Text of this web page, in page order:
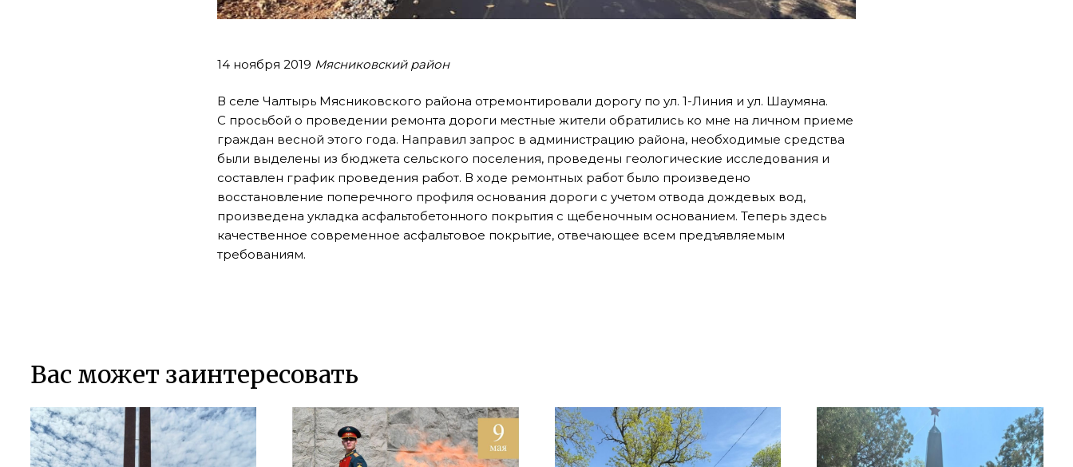
14 ноября 2019 Мясниковский район
В селе Чалтырь Мясниковского района отремонтировали дорогу по ул. 1-Линия и ул. Шаумяна.
С просьбой о проведении ремонта дороги местные жители обратились ко мне на личном приеме
граждан весной этого года. Направил запрос в администрацию района, необходимые средства
были выделены из бюджета сельского поселения, проведены геологические исследования и
составлен график проведения работ. В ходе ремонтных работ было произведено
восстановление поперечного профиля основания дороги с учетом отвода дождевых вод,
произведена укладка асфальтобетонного покрытия с щебеночным основанием. Теперь здесь
качественное современное асфальтовое покрытие, отвечающее всем предъявляемым
требованиям.
Вас может заинтересовать